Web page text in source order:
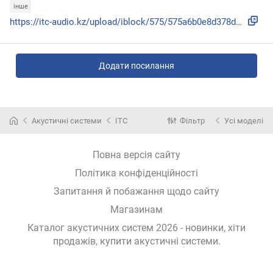
інше
https://itc-audio.kz/upload/iblock/575/575a6b0e8d378dcc67ae...
Додати посилання
Акустичні системи ITC Фільтр Усі моделі
Повна версія сайту
Політика конфіденційності
Запитання й побажання щодо сайту
Магазинам
Каталог акустичних систем 2026 - новинки, хіти
продажів, купити акустичні системи.